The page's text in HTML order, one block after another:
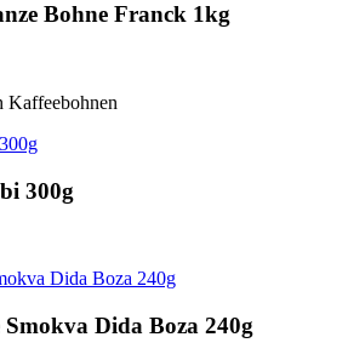
Bohne Franck 1kg
Kaffeebohnen
300g
Dida Boza 240g